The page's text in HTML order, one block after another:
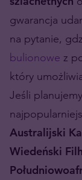
gwarancja
na pytanie,
bulionowe z
który
Jeśli
Australijski
Wiedeński